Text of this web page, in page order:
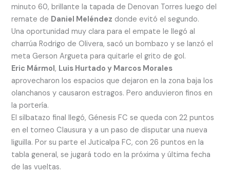
minuto 60, brillante la tapada de Denovan Torres luego del
remate de Daniel Meléndez donde evitó el segundo.
Una oportunidad muy clara para el empate le llegó al
charrúa Rodrigo de Olivera, sacó un bombazo y se lanzó el
meta Gerson Argueta para quitarle el grito de gol.
Eric Mármol, Luis Hurtado y Marcos Morales
aprovecharon los espacios que dejaron en la zona baja los
olanchanos y causaron estragos. Pero anduvieron finos en
la portería.
El silbatazo final llegó, Génesis FC se queda con 22 puntos
en el torneo Clausura y a un paso de disputar una nueva
liguilla. Por su parte el Juticalpa FC, con 26 puntos en la
tabla general, se jugará todo en la próxima y última fecha
de las vueltas.